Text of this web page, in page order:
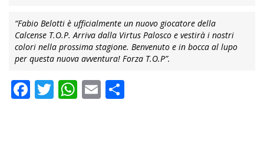
“Fabio Belotti è ufficialmente un nuovo giocatore della
Calcense T.O.P. Arriva dalla Virtus Palosco e vestirà i nostri
colori nella prossima stagione. Benvenuto e in bocca al lupo
per questa nuova avventura! Forza T.O.P”.
Facebook
Twitter
WhatsApp
Email